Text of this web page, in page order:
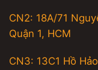
CN2: 18A/71
Quận 1, HCM
CN3: 13C1 Hồ